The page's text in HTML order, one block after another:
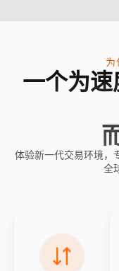
一个为
体验新一代交易环境
全